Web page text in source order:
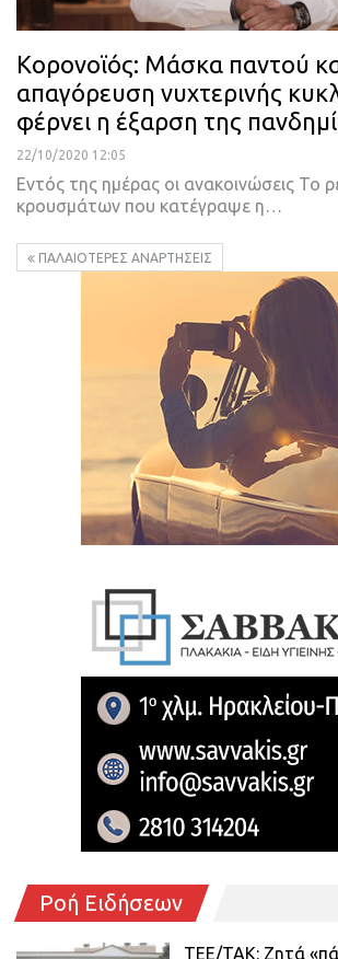
Κορονοϊός: Μάσκα παντού
απαγόρευση νυχτερινής
φέρνει η έξαρση της
22/10/2020 12:05
Εντός της ημέρας οι ανακοινώσεις To
κρουσμάτων που κατέγραψε η
ΠΑΛΑΙΌΤΕΡΕΣ ΑΝΑΡΤΉΣΕΙΣ
Ροή Ειδήσεων
ΤΕΕ/ΤΑΚ: Ζητά